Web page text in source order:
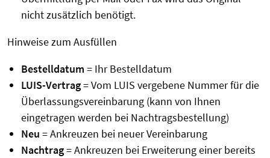
nicht zusätzlich benötigt.
Hinweise zum Ausfüllen
Bestelldatum = Ihr Bestelldatum
LUIS-Vertrag= Vom LUIS vergebene Nummer für die
Überlassungsvereinbarung (kann von Ihnen
eingetragen werden bei Nachtragsbestellung)
Neu = Ankreuzen bei neuer Vereinbarung
Nachtrag= Ankreuzen bei Erweiterung einer bereits